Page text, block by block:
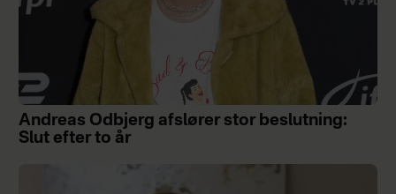
Andreas Odbjerg afslører stor beslutning:
Slut efter to år